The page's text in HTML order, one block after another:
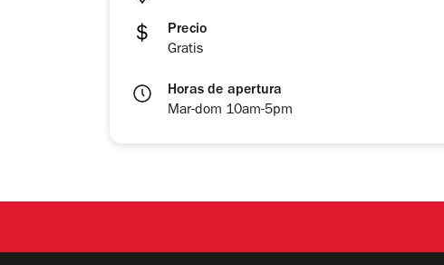
Precio
Gratis
Horas de apertura
Mar-dom 10am-5pm